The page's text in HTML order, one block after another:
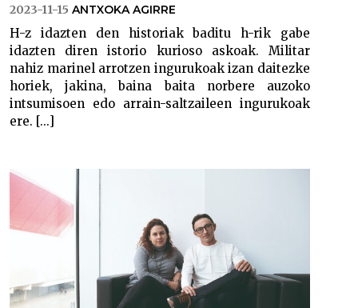
2023-11-15 ANTXOKA AGIRRE
H-z idazten den historiak baditu h-rik gabe
idazten diren istorio kurioso askoak. Militar
nahiz marinel arrotzen ingurukoak izan daitezke
horiek, jakina, baina baita norbere auzoko
intsumisoen edo arrain-saltzaileen ingurukoak
ere. [...]